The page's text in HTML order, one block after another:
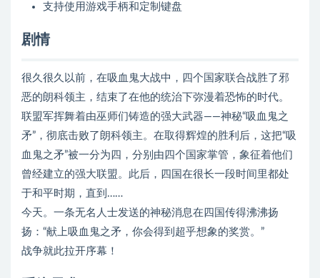
支持使用游戏手柄和定制键盘
剧情
很久很久以前，在吸血鬼大战中，四个国家联合战胜了邪
恶的朗科领主，结束了在他的统治下弥漫着恐怖的时代。
联盟军挥舞着由巫师们铸造的强大武器——神秘“吸血鬼之
矛”，彻底击败了朗科领主。在取得辉煌的胜利后，这把“吸
血鬼之矛”被一分为四，分别由四个国家掌管，象征着他们
曾经建立的强大联盟。此后，四国在很长一段时间里都处
于和平时期，直到……
今天。一条无名人士发送的神秘消息在四国传得沸沸扬
扬：“献上吸血鬼之矛，你会得到超乎想象的奖赏。”
战争就此拉开序幕！